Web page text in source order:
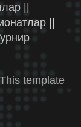
||
||
template